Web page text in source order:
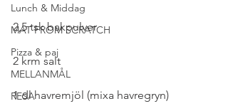
Lunch & Middag
MAT FROM SCRATCH
Pizza & paj
MELLANMÅL
RESA
2,5 tsk bakpulver
2 krm salt
1 dl havremjöl (mixa havregryn)